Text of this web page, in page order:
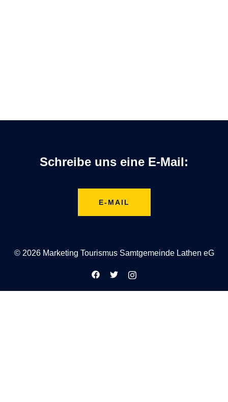
Schreibe uns eine E-Mail:
E-MAIL
© 2026 Marketing Tourismus Samtgemeinde Lathen eG